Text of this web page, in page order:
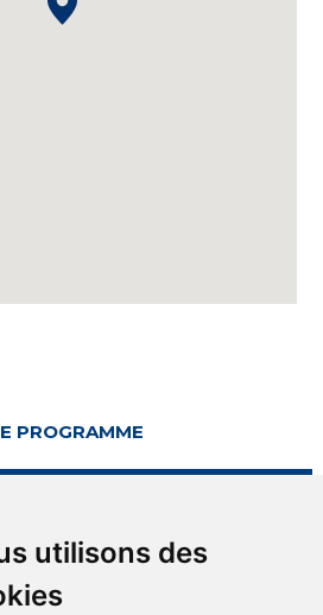
utilisons des
PROGRAMME